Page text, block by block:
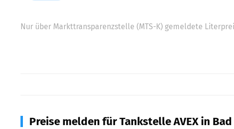
Nur über Markttransparenzstelle (MTS-K) gemeldete
Preise melden für Tankstelle AVEX in